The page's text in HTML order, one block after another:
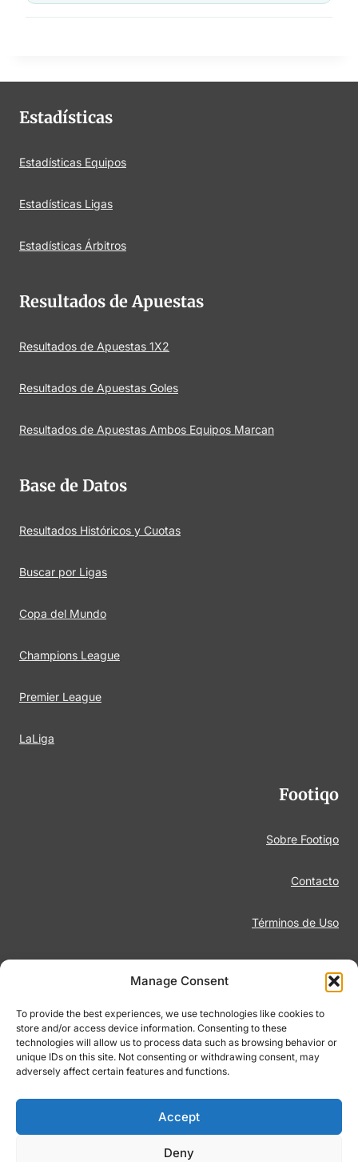
Manage Consent
To provide the best experiences, we use technologies like cookies to
store and/or access device information. Consenting to these
technologies will allow us to process data such as browsing behavior or
unique IDs on this site. Not consenting or withdrawing consent, may
adversely affect certain features and functions.
Accept
Deny
Estadísticas
Estadísticas Equipos
Estadísticas Ligas
Estadísticas Árbitros
Resultados de Apuestas
Resultados de Apuestas 1X2
Resultados de Apuestas Goles
Resultados de Apuestas Ambos Equipos Marcan
Base de Datos
Resultados Históricos y Cuotas
Buscar por Ligas
Copa del Mundo
Champions League
Premier League
LaLiga
Footiqo
Sobre Footiqo
Contacto
Términos de Uso
Aviso Legal
Juego Responsable